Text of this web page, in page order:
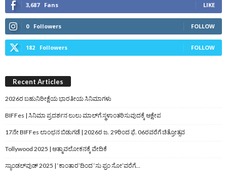
3,687 Fans LIKE
0 Followers FOLLOW
182 Followers FOLLOW
Recent Articles
2026ರ ಬಹುನಿರೀಕ್ಷೆಯ ಭಾರತೀಯ ಸಿನಿಮಾಗಳು
BIFFes | ಸಿನಿಮಾ ಪ್ರದರ್ಶನ ಲುಲು ಮಾಲ್‌ಗೆ ಸ್ಥಳಾಂತರಿಸುವುದಕ್ಕೆ ಆಕ್ಷೇಪ
17ನೇ BIFFes ಲಾಂಛನ ಬಿಡುಗಡೆ | 2026ರ ಜ. 29ರಿಂದ ಫೆ. 06ರವರೆಗೆ ಚಿತ್ರೋತ್ಸವ
Tollywood 2025 | ಆತ್ಮಾವಲೋಕನಕ್ಕೆ ವೇದಿಕೆ
ಸ್ಯಾಂಡಲ್‌ವುಡ್‌ 2025 | ‘ಕಾಂತಾರ’ದಿಂದ ‘ಸು ಫ್ರಂ ಸೋ’ವರೆಗೆ…